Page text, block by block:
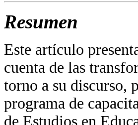
Resumen
Este artículo
cuenta de las
torno a su discurso,
programa de
de Estudios en